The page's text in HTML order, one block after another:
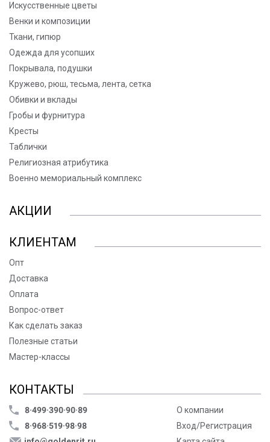
Искусственные цветы
Венки и композиции
Ткани, гипюр
Одежда для усопших
Покрывала, подушки
Кружево, рюш, тесьма, лента, сетка
Обивки и вклады
Гробы и фурнитура
Кресты
Таблички
Религиозная атрибутика
Военно мемориальный комплекс
АКЦИИ
КЛИЕНТАМ
Опт
Доставка
Оплата
Вопрос-ответ
Как сделать заказ
Полезные статьи
Мастер-классы
КОНТАКТЫ
8·499·390·90·89
8·968·519·98·98
О компании
Вход/Регистрация